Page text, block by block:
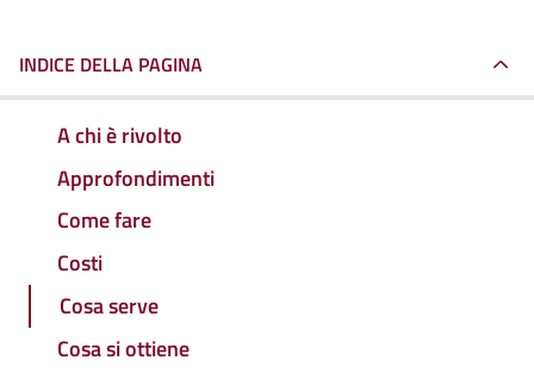
INDICE DELLA PAGINA
A chi è rivolto
Approfondimenti
Come fare
Costi
Cosa serve
Cosa si ottiene